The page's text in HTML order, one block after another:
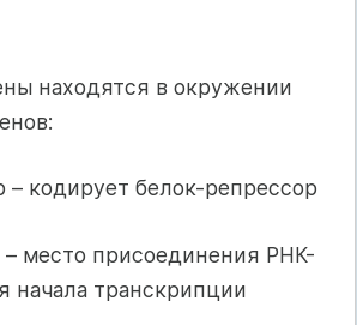
находятся в окружении
– кодирует белок-репрессор
– место присоединения РНК-
начала транскрипции